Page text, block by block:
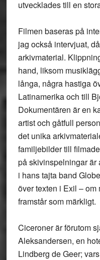
utvecklades till en
Filmen baseras på
jag också intervjuat,
arkivmaterial.
hand, liksom
långa, några hastiga
Latinamerika och till
Dokumentären är en
artist och gåtfull
det unika
familjebilder till
på skivinspelningar är
i hans tajta band
över texten i Exil –
framstår som märkligt.
Ciceroner är förutom
Aleksandersen, en
Lindberg de Geer;